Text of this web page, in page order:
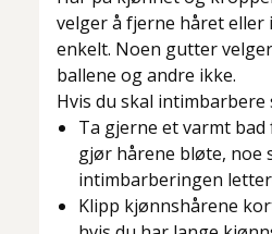
velger å fjerne håret eller
enkelt. Noen gutter
ballene og andre ikke.
Hvis du skal
Ta gjerne et varmt
gjør hårene bløte, noe
intimbarberingen
Klipp kjønnshårene